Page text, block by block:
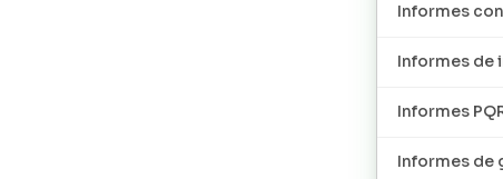
Informes
Informes de
Informes
Informes de